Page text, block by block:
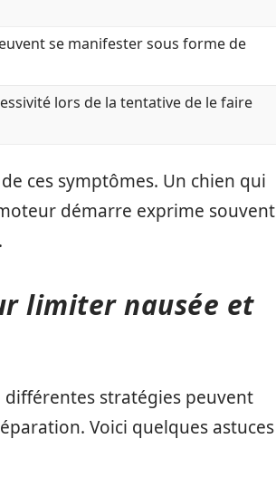
se manifester sous forme de
lors de la tentative de le faire
ces symptômes. Un chien qui
démarre exprime souvent
limiter nausée et
différentes stratégies peuvent
Voici quelques astuces